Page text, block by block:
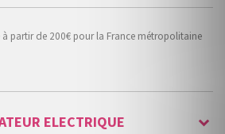
partir de 200€ pour la France métropolitaine
ELECTRIQUE